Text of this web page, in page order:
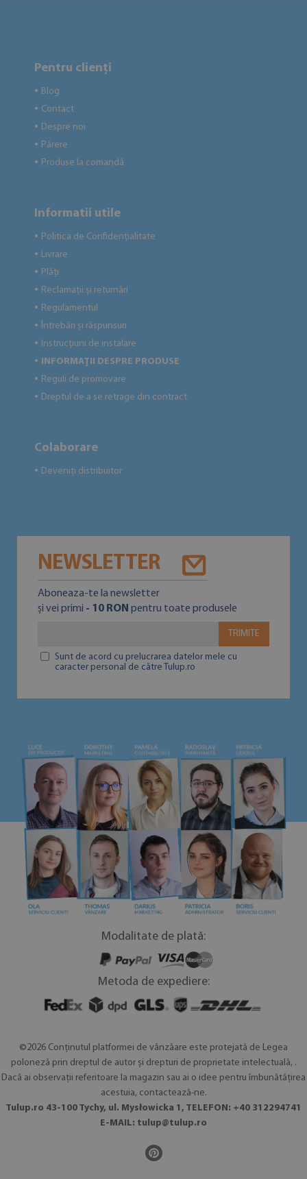
Pentru clienți
● Blog
● Contact
● Despre noi
● Părere
● Produse la comandă
Informatii utile
● Politica de Confidențialitate
● Livrare
● Plăți
● Reclamații și returnări
● Regulamentul
● Întrebări și răspunsuri
● Instrucțiuni de instalare
● INFORMAȚII DESPRE PRODUSE
● Reguli de promovare
● Dreptul de a se retrage din contract
Colaborare
● Deveniți distribuitor
NEWSLETTER
Aboneaza-te la newsletter
și vei primi - 10 RON pentru toate produsele
TRIMITE
Sunt de acord cu prelucrarea datelor mele cu
caracter personal de către Tulup.ro
Modalitate de plată:
Metoda de expediere:
©2026 Conținutul platformei de vânzăare este protejată de Legea
poloneză prin dreptul de autor și drepturi de proprietate intelectuală, .
Dacă ai observaţii referitoare la magazin sau ai o idee pentru îmbunătățirea
acestuia, contactează-ne.
Tulup.ro 43-100 Tychy, ul. Mysłowicka 1, TELEFON: +40 312294741
E-MAIL: tulup@tulup.ro